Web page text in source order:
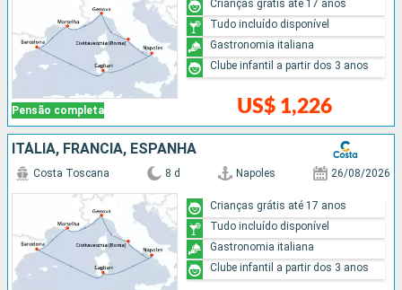
Pensão completa US$ 1,226
Crianças grátis até 17 anos
Tudo incluído disponível
Gastronomia italiana
Clube infantil a partir dos 3 anos
ITÁLIA, FRANCIA, ESPANHA
Costa Toscana 8 d Napoles 26/08/2026
Crianças grátis até 17 anos
Tudo incluído disponível
Gastronomia italiana
Clube infantil a partir dos 3 anos